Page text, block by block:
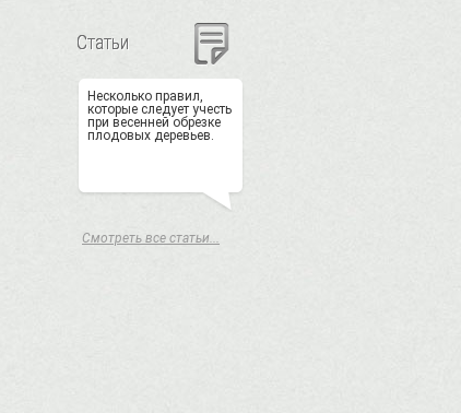
Статьи
Несколько правил,
которые следует учесть
при весенней обрезке
плодовых деревьев.
Смотреть все статьи...